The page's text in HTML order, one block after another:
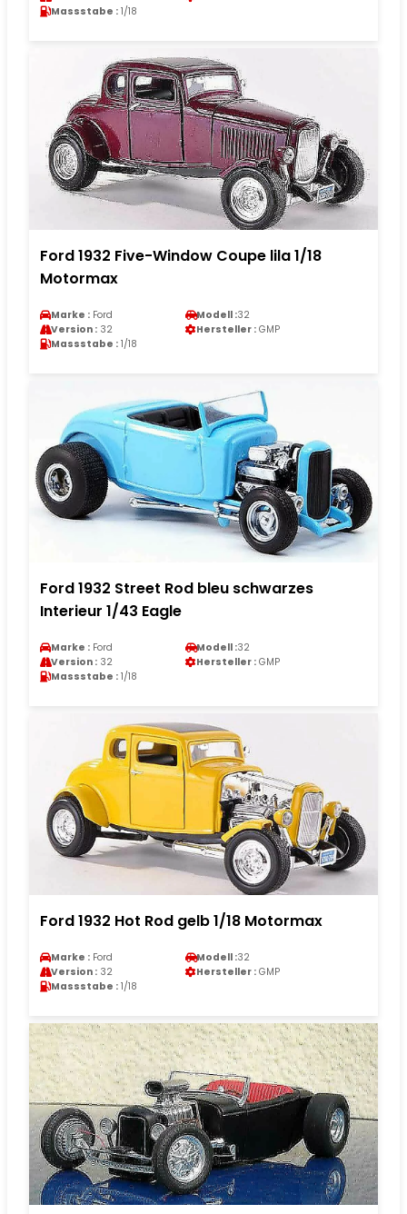
Massstabe : 1/18
Ford 1932 Five-Window Coupe lila 1/18
Motormax
Marke : Ford Modell :32
Version : 32 Hersteller : GMP
Massstabe : 1/18
Ford 1932 Street Rod bleu schwarzes
Interieur 1/43 Eagle
Marke : Ford Modell :32
Version : 32 Hersteller : GMP
Massstabe : 1/18
Ford 1932 Hot Rod gelb 1/18 Motormax
Marke : Ford Modell :32
Version : 32 Hersteller : GMP
Massstabe : 1/18